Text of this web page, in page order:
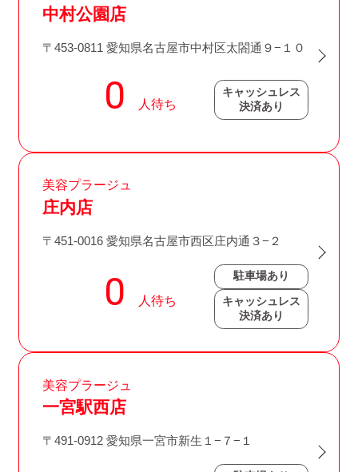
中村公園店
〒453-0811 愛知県名古屋市中村区太閤通９−１０
キャッシュレス
決済あり
美容プラージュ
庄内店
〒451-0016 愛知県名古屋市西区庄内通３−２
駐車場あり
キャッシュレス
決済あり
美容プラージュ
一宮駅西店
〒491-0912 愛知県一宮市新生１−７−１